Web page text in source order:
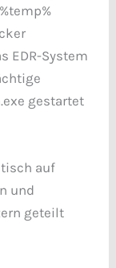
EDR-System
gestartet
auf
und
geteilt